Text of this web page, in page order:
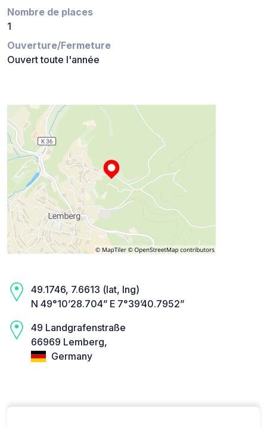
Nombre de places
1
Ouverture/Fermeture
Ouvert toute l'année
49.1746, 7.6613 (lat, lng)
N 49°10’28.704” E 7°39’40.7952”
49 Landgrafenstraße
66969 Lemberg,
Germany